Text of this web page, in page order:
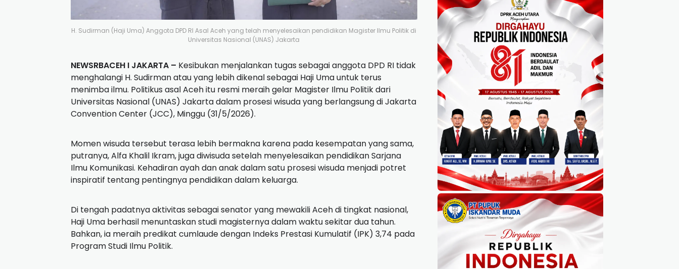
H. Sudirman (Haji Uma) Anggota DPD RI Asal Aceh yang telah menyelesaikan pendidikan Magister Ilmu Politik di
Universitas Nasional (UNAS) Jakarta
NEWSRBACEH I JAKARTA – Kesibukan menjalankan tugas sebagai anggota DPD RI tidak
menghalangi H. Sudirman atau yang lebih dikenal sebagai Haji Uma untuk terus
menimba ilmu. Politikus asal Aceh itu resmi meraih gelar Magister Ilmu Politik dari
Universitas Nasional (UNAS) Jakarta dalam prosesi wisuda yang berlangsung di Jakarta
Convention Center (JCC), Minggu (31/5/2026).
Momen wisuda tersebut terasa lebih bermakna karena pada kesempatan yang sama,
putranya, Alfa Khalil Ikram, juga diwisuda setelah menyelesaikan pendidikan Sarjana
Ilmu Komunikasi. Kehadiran ayah dan anak dalam satu prosesi wisuda menjadi potret
inspiratif tentang pentingnya pendidikan dalam keluarga.
Di tengah padatnya aktivitas sebagai senator yang mewakili Aceh di tingkat nasional,
Haji Uma berhasil menuntaskan studi magisternya dalam waktu sekitar dua tahun.
Bahkan, ia meraih predikat cumlaude dengan Indeks Prestasi Kumulatif (IPK) 3,74 pada
Program Studi Ilmu Politik.